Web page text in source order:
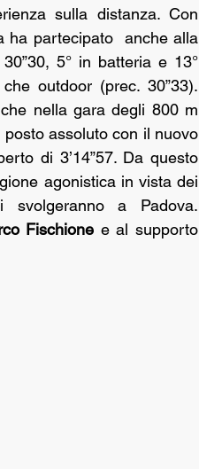
sulla distanza. Con
ha partecipato  anche alla
5° in batteria e 13°
outdoor (prec. 30”33).
nella gara degli 800 m
posto assoluto con il nuovo
di 3’14”57. Da questo
agonistica in vista dei
a Padova.
Fischione e al supporto